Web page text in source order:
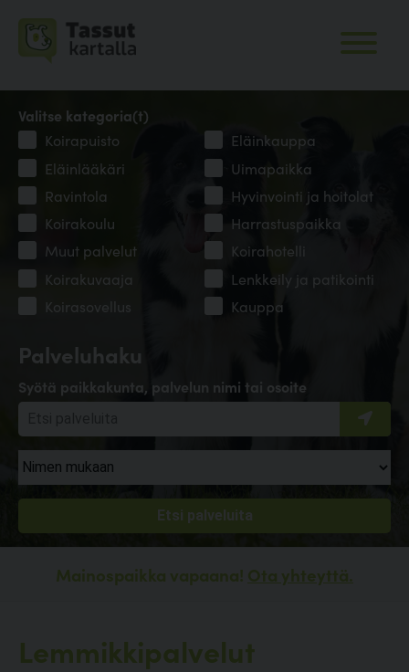
Palveluhaku
Syötä paikkakunta, palvelun nimi tai osoite
Valitse kategoria(t)
Koirapuisto
Eläinkauppa
Eläinlääkäri
Uimapaikka
Ravintola
Hyvinvointi ja hoitolat
Koirakoulu
Harrastuspaikka
Muut palvelut
Koirahotelli
Koirakuvaaja
Lenkkeily ja patikointi
Koirasovellus
Kauppa
Mainospaikka vapaana! Ota yhteyttä.
Lemmikkipalvelut